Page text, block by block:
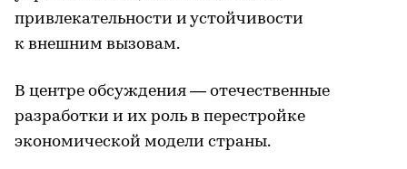
привлекательности и устойчивости
к внешним вызовам.
В центре обсуждения — отечественные
разработки и их роль в перестройке
экономической модели страны.